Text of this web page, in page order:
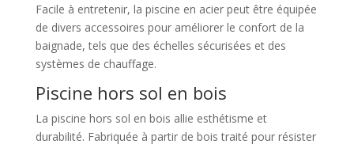
Facile à entretenir, la piscine en acier peut être équipée
de divers accessoires pour améliorer le confort de la
baignade, tels que des échelles sécurisées et des
systèmes de chauffage.
Piscine hors sol en bois
La piscine hors sol en bois allie esthétisme et
durabilité. Fabriquée à partir de bois traité pour résister